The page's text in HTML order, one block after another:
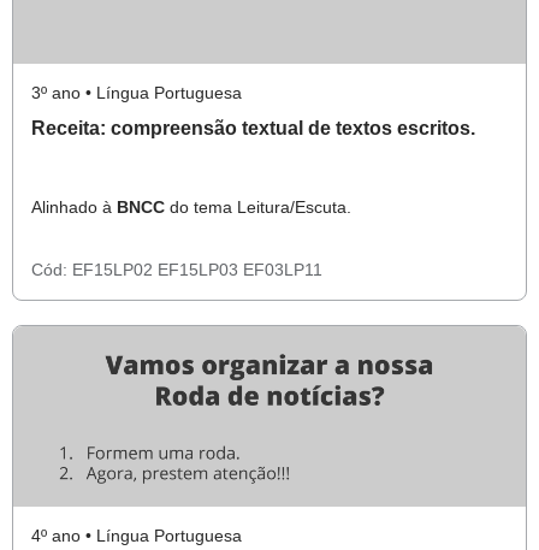
3º ano • Língua Portuguesa
Receita: compreensão textual de textos escritos.
Alinhado à BNCC do tema Leitura/Escuta.
Cód: EF15LP02 EF15LP03 EF03LP11
4º ano • Língua Portuguesa